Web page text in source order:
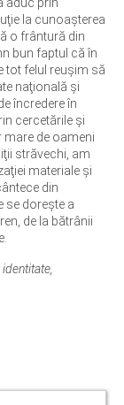
la cunoaşterea
o frântură din
bun faptul că în
tot felul reuşim să
naţională şi
încredere în
cercetările şi
mare de oameni
străvechi, am
materiale şi
din
se doreşte a
de la bătrânii